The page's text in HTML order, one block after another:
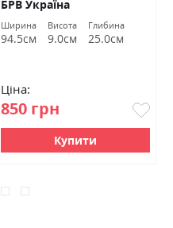
БРВ Україна
Ширина
94.5см
Висота
9.0см
Глибина
25.0см
Ціна:
850 грн
Купити